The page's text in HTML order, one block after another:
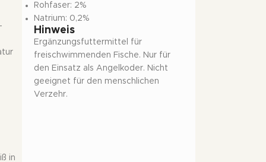
in
Rohfaser: 2%
Natrium: 0,2%
Hinweis
Ergänzungsfuttermittel für
freischwimmenden Fische. Nur für
den Einsatz als Angelkoder. Nicht
geeignet für den menschlichen
Verzehr.